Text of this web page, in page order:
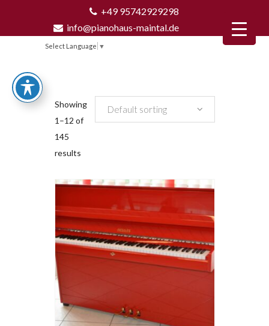
+49 95742929298
info@pianohaus-maintal.de
Select Language ▼
Showing
1–12 of
145
results
Default sorting